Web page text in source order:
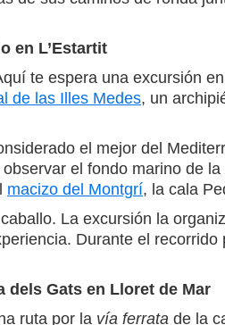
en L’Estartit
te espera una excursión
de las Illes Medes, un
el mejor del
el fondo marino de
macizo del Montgrí, la cala
La excursión la
Durante el
dels Gats en Lloret de Mar
ruta por la vía ferrata de la